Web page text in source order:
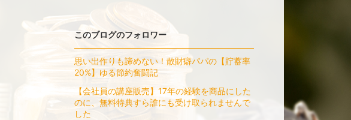
このブログのフォロワー
思い出作りも諦めない！散財癖パパの【貯蓄率
20%】ゆる節約奮闘記
【会社員の講座販売】17年の経験を商品にした
のに、無料特典すら誰にも受け取られませんで
した